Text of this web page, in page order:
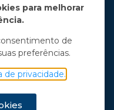
Notícias
Opinião
Chama o Linhares
para melhorar
de
preferências.
de privacidade.